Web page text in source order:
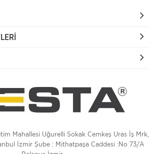
Mahallesi Uğurelli Sokak Cemkeş Uras İş Mrk,
İzmir Şube : Mithatpaşa Caddesi :No 73/A